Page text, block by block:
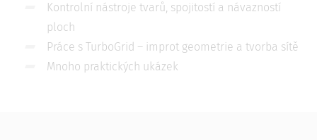
Kontrolní nástroje tvarů, spojitostí a návazností
ploch
Práce s TurboGrid – improt geometrie a tvorba sítě
Mnoho praktických ukázek